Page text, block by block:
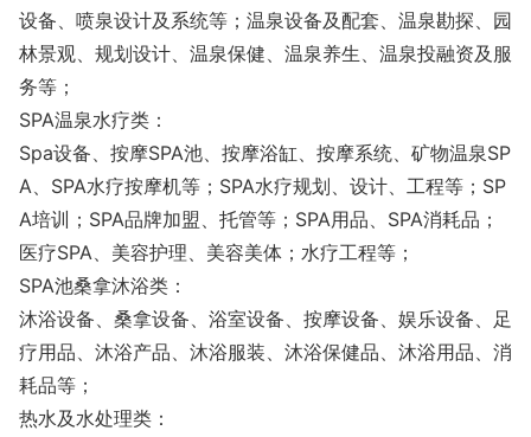
设备、喷泉设计及系统等；温泉设备及配套、温泉勘探、园
林景观、规划设计、温泉保健、温泉养生、温泉投融资及服
务等；
SPA温泉水疗类：
Spa设备、按摩SPA池、按摩浴缸、按摩系统、矿物温泉SP
A、SPA水疗按摩机等；SPA水疗规划、设计、工程等；SP
A培训；SPA品牌加盟、托管等；SPA用品、SPA消耗品；
医疗SPA、美容护理、美容美体；水疗工程等；
SPA池桑拿沐浴类：
沐浴设备、桑拿设备、浴室设备、按摩设备、娱乐设备、足
疗用品、沐浴产品、沐浴服装、沐浴保健品、沐浴用品、消
耗品等；
热水及水处理类：